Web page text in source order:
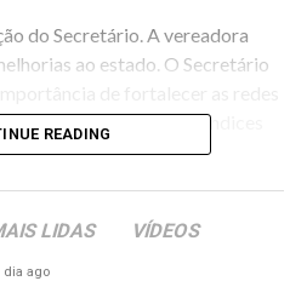
do Secretário. A vereadora
ao estado. O Secretário
objetivo de manter os índices
PARCERIAS-NA-EDUCACAO
READING
LIDAS VÍDEOS
dia ago